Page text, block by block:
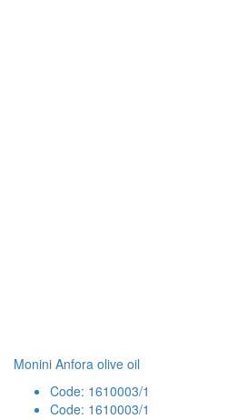
Monini Anfora olive oil
Code: 1610003/1
Code: 1610003/1